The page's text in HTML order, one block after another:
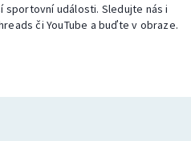
sportovní události. Sledujte nás i
či YouTube a buďte v obraze.